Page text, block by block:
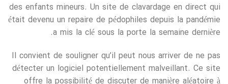
des enfants mineurs. Un site de clavardage en direct qui
était devenu un repaire de pédophiles depuis la pandémie
a mis la clé sous la porte la semaine dernière.
Il convient de souligner qu’il peut nous arriver de ne pas
détecter un logiciel potentiellement malveillant. Ce site
offre la possibilité de discuter de manière aléatoire à